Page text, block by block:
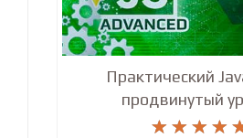
Практический
продвинутый
   
   